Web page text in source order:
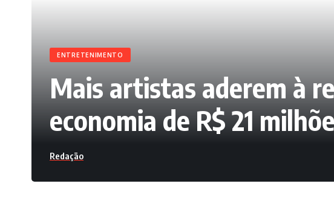
ENTRETENIMENTO
Mais artistas aderem à
economia de R$ 21
Redação